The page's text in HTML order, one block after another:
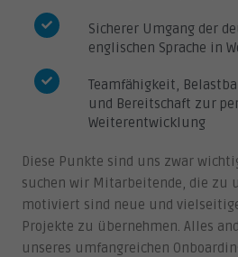
Sicherer Umgang der
englischen Sprache in
Teamfähigkeit,
und Bereitschaft zur
Weiterentwicklung
Diese Punkte sind uns zwar
suchen wir Mitarbeitende, die zu
motiviert sind neue und
Projekte zu übernehmen. Alles
unseres umfangreichen